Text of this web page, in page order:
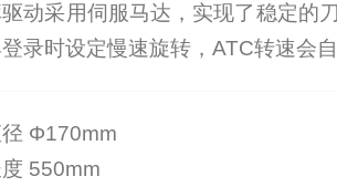
动采用伺服马达，实现了稳定的
录时设定慢速旋转，ATC转速会
Φ170mm
550mm